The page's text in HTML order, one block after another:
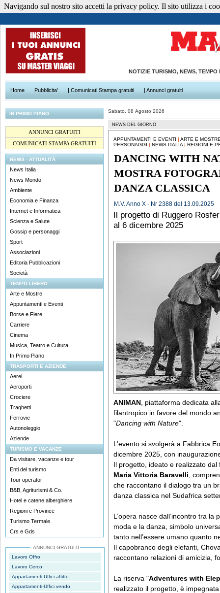
NOTIZIE TURISMO, NEWS,
Home Pubblicita' | Comunicati Stampa gratuiti | Annunci gratuiti
IN PRIMO PIANO
ANNUNCI GRATUITI
COMUNICATI STAMPA GRATUITI
NEWS - ATTUALITÀ
News Italia
News Mondo
Ambiente
Economia e Finanza
Internet e Informatica
Scienza e Salute
Gossip e personaggi
Sport
Associazioni
Editoria Pubblicazioni
Società
TEMPO LIBERO
Arte e Mostre
Appuntamenti e Eventi
Borse e Fiere
Carriere
Cinema
Musica, Teatro e Cultura
In Primo Piano
TRASPORTI E AZIENDE
Aerei
Aeroporti
Crociere
Traghetti
Ferrovie
Autonoleggio
Aziende
TURISMO E VACANZE
Da visitare, vacanze e tour
Enti del turismo
Tour operator
B&B, Agriturismi & Co.
Hotel e catene alberghiere
Regioni e Province
Turismo Termale
Crs e Gds
ANNUNCI GRATUITI
Lavoro Offro
Lavoro Cerco
Appartamenti-Uffici affitto
Appartamenti-Uffici vendo
Sabato, 08 Agosto 2026
NEWS DEL GIORNO
APPUNTAMENTI E EVENTI | ARTE E
PERSONAGGI|NEWS ITALIA|REGIONI E
DANCING WITH
MOSTRA
DANZA CLASSICA
M.V. Anno X - Nr 2388 del 13.09.2025
Il progetto di Ruggero
al 6 dicembre 2025
ANIMAN , piattaforma dedicata
filantropico in favore del mondo
"Dancing with Nature".
L’evento si svolgerà a Fabbrica
dicembre 2025, con
Il progetto, ideato e realizzato
Maria Vittoria Baravelli ,
che raccontano il dialogo tra un
danza classica nel Sudafrica
L’opera nasce dall’incontro tra
moda e la danza, simbolo
tanto nell’essere umano quanto
Il capobranco degli elefanti,
raccontano relazioni di amicizia,
La riserva "Adventures with
realizzato il progetto, è
Navigando sul nostro sito accetti la privacy policy. Il sito utilizza i